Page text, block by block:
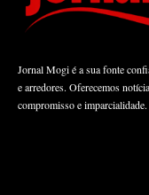
Jornal Mogi é a sua fonte
e arredores. Oferecemos
compromisso e imparcialidade.